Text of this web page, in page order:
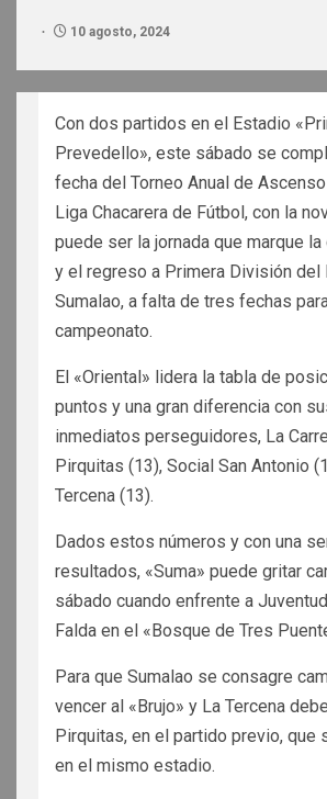
10 agosto, 2024
Con dos partidos en el Estadio
Prevedello», este sábado se
fecha del Torneo Anual de
Liga Chacarera de Fútbol, con la
puede ser la jornada que marque
y el regreso a Primera División del
Sumalao, a falta de tres fechas
campeonato.
El «Oriental» lidera la tabla de
puntos y una gran diferencia con
inmediatos perseguidores, La
Pirquitas (13), Social San Antonio
Tercena (13).
Dados estos números y con una
resultados, «Suma» puede gritar
sábado cuando enfrente a
Falda en el «Bosque de Tres
Para que Sumalao se consagre
vencer al «Brujo» y La Tercena
Pirquitas, en el partido previo, que
en el mismo estadio.